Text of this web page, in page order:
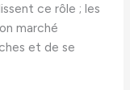
ce rôle ; les
marché
et de se